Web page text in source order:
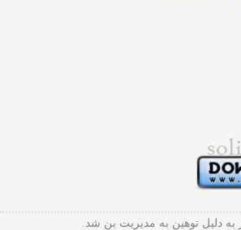
به دلیل توهین به مدیریت بن شد.